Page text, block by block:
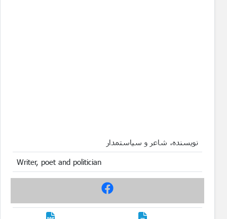
نویسنده، شاعر و سیاستمدار
Writer, poet and politician